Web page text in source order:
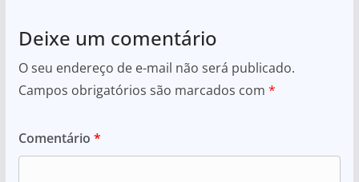
Deixe um comentário
O seu endereço de e-mail não será publicado.
Campos obrigatórios são marcados com *
Comentário *